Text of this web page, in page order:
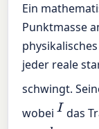
Ein
Punktmasse
jeder reale
schwingt.
wobeiI das